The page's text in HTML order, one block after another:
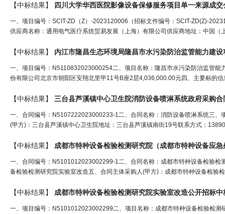
【中标结果】 四川大学华西医院影像设备保修服务项目单一来源成交
一、项目编号：SCIT-ZD（Z）-2023120006（招标文件编号：SCIT-ZD(Z)-
供应商名称：通用电气医疗系统贸易发展（上海）有限公司供应商地址：中国
【中标结果】 内江市隆昌生态环境局隆昌市水污染防治监管能力建
一、项目编号：N5110832023000254二、项目名称：隆昌市水污染防治监管
份有限公司北京市朝阳区安翔北里甲11号B座2层4,036,000.00元四、主要标的
【中标结果】 三台县芦溪镇中心卫生院消防设备喷淋系统政府采购合
一、合同编号：N5107222023000233-1二、合同名称：消防设备喷淋系统三
(甲方)：三台县芦溪镇中心卫生院地址：三台县芦溪镇南街19号联系方式：
【中标结果】
一、合同编号：N5101012023002299-1二、合同名称：成都市特种设备检验
备检验检测研究院实验室改造五、合同主体采购人(甲方)：成都市特种设备检验
【中标结果】 成都市特种设备检验检测研究院实验室改造公开招标中
一、项目编号：N5101012023002299二、项目名称：成都市特种设备检验检